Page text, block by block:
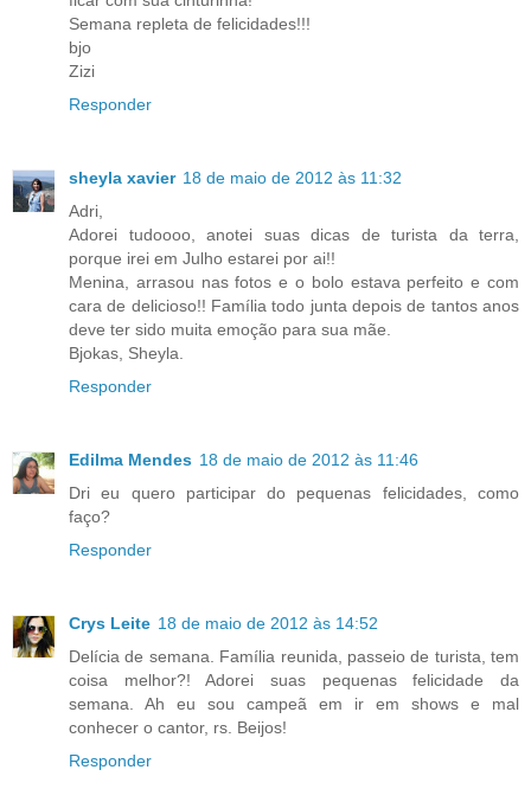
Semana repleta de felicidades!!!
bjo
Zizi
Responder
sheyla xavier 18 de maio de 2012 às 11:32
Adri,
Adorei tudoooo, anotei suas dicas de turista da terra,
porque irei em Julho estarei por ai!!
Menina, arrasou nas fotos e o bolo estava perfeito e com
cara de delicioso!! Família todo junta depois de tantos anos
deve ter sido muita emoção para sua mãe.
Bjokas, Sheyla.
Responder
Edilma Mendes 18 de maio de 2012 às 11:46
Dri eu quero participar do pequenas felicidades, como
faço?
Responder
Crys Leite 18 de maio de 2012 às 14:52
Delícia de semana. Família reunida, passeio de turista, tem
coisa melhor?! Adorei suas pequenas felicidade da
semana. Ah eu sou campeã em ir em shows e mal
conhecer o cantor, rs. Beijos!
Responder